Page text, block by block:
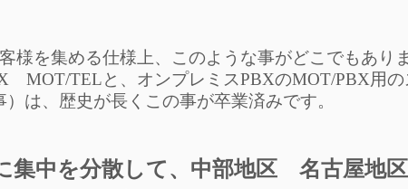
様を集める仕様上、このような事がどこでもあり
MOT/TELと、オンプレミスPBXのMOT/PBX用
は、歴史が長くこの事が卒業済みです。
集中を分散して、中部地区 名古屋地